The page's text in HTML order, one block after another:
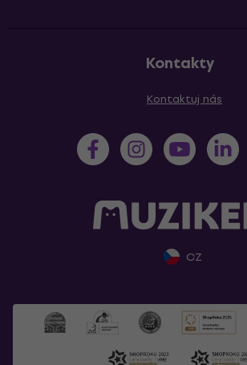
Kontakty
Kontaktuj nás
CZ